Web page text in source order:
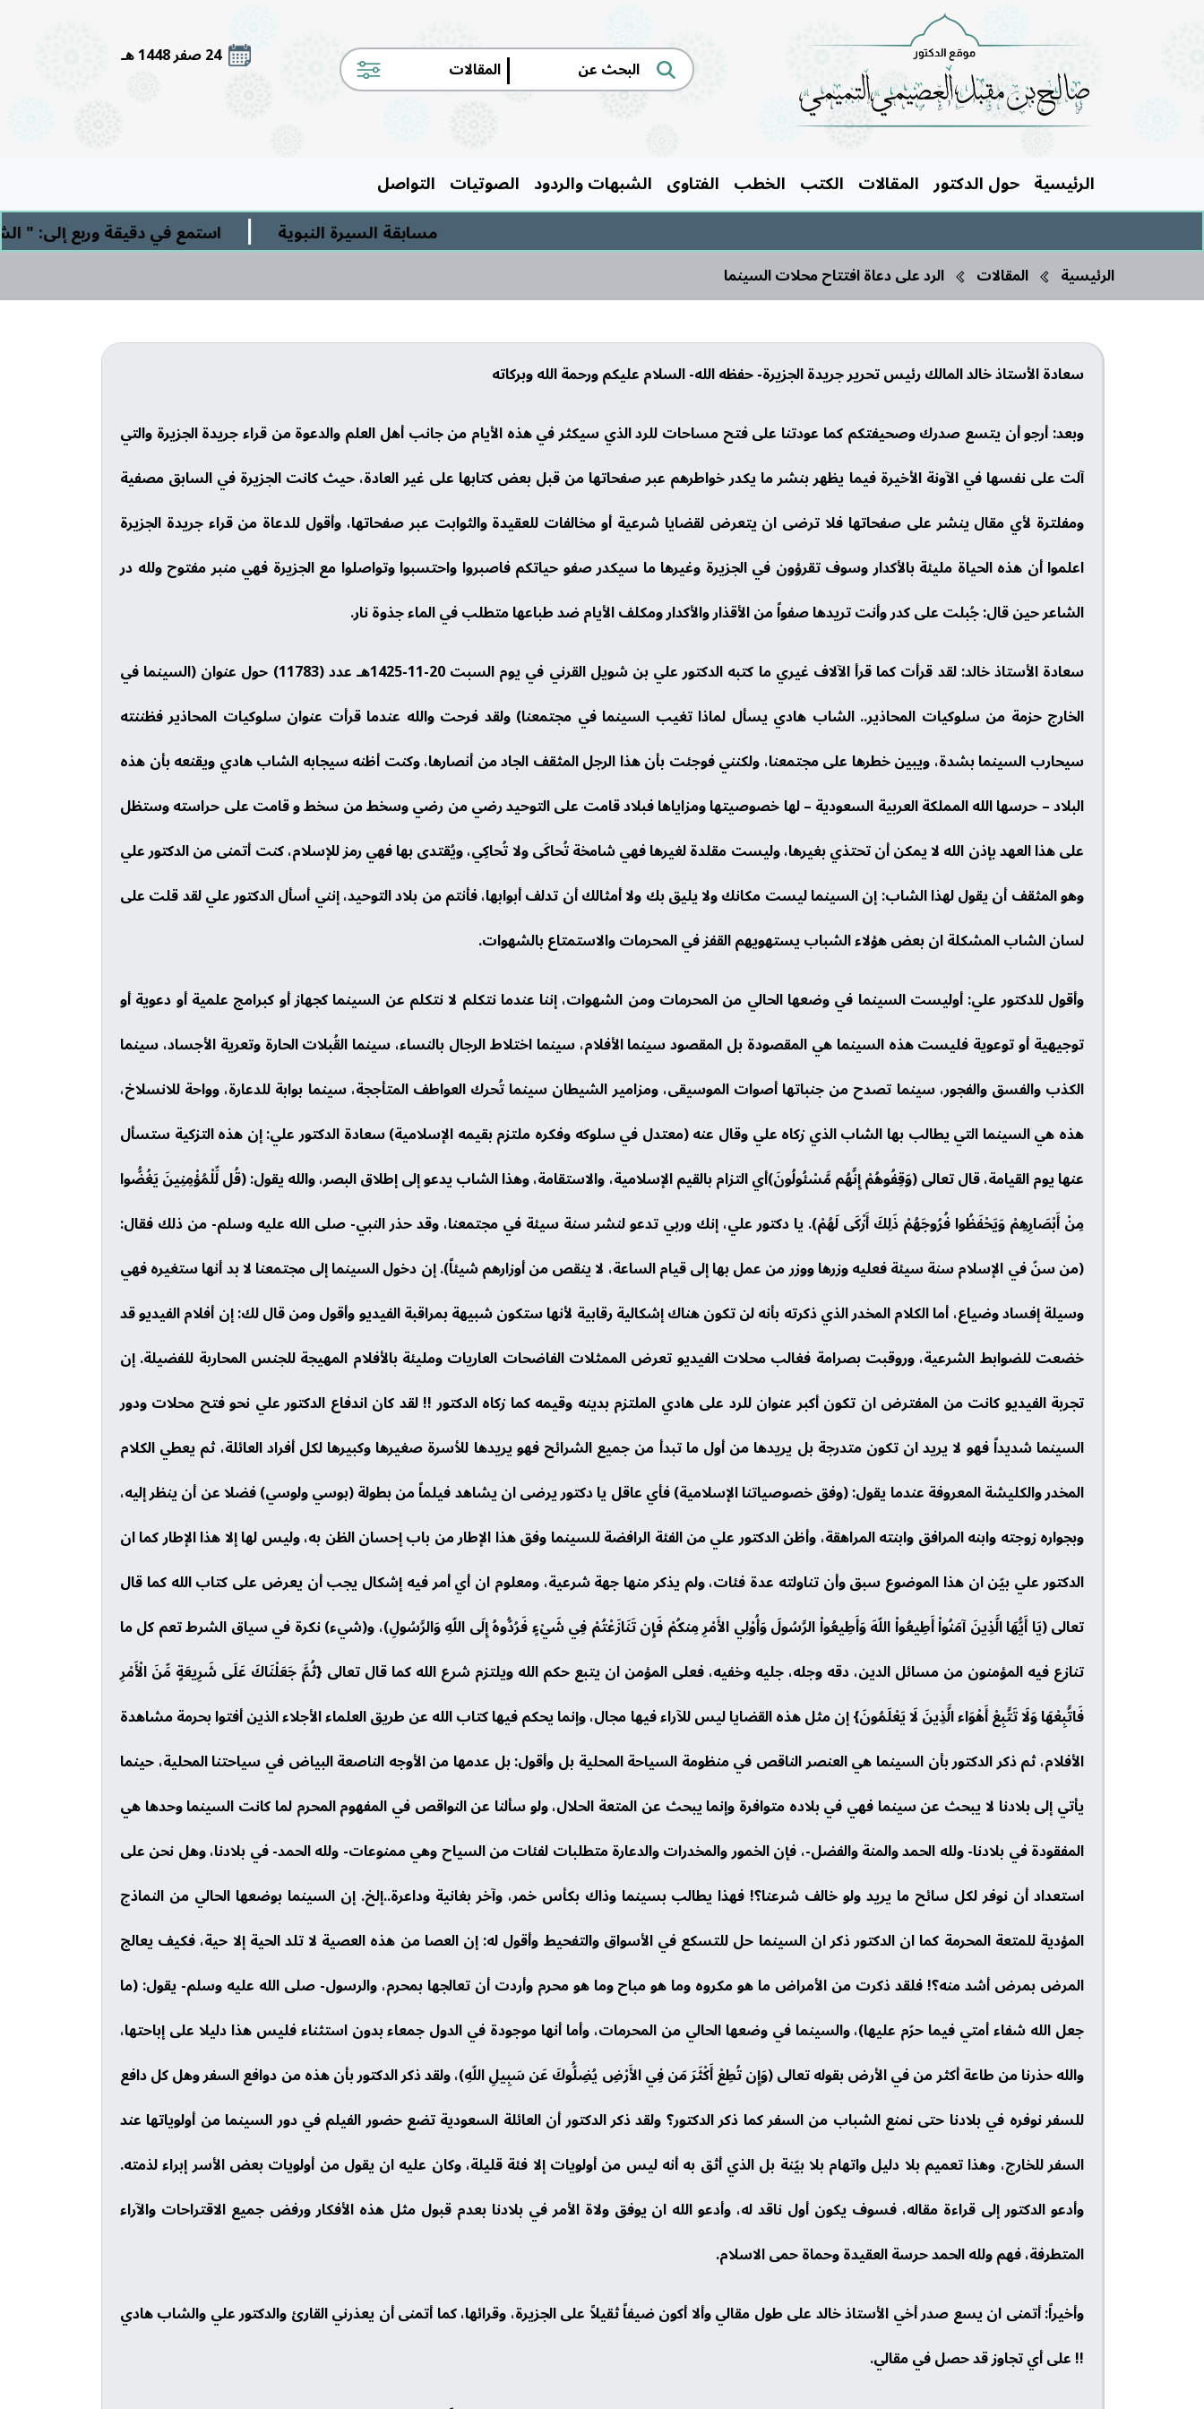
| 24 صفر 1448 هـ
الرئيسية حول الدكتور المقالات الكتب الخطب الفتاوى الشبهات والردود الصوتيات التواصل
مسابقة السيرة النبوية
| استمع في دقيقة وربع إلى: " الشرك
الرئيسية المقالات الرد على دعاة افتتاح محلات السينما
سعادة الأستاذ خالد المالك رئيس تحرير جريدة الجزيرة- حفظه الله- السلام عليكم ورحمة الله وبركاته
وبعد: أرجو أن يتسع صدرك وصحيفتكم كما عودتنا على فتح مساحات للرد الذي سيكثر في هذه الأيام من جانب أهل العلم والدعوة من قراء جريدة الجزيرة والتي
آلت على نفسها في الآونة الأخيرة فيما يظهر بنشر ما يكدر خواطرهم عبر صفحاتها من قبل بعض كتابها على غير العادة، حيث كانت الجزيرة في السابق مصفية
ومفلترة لأي مقال ينشر على صفحاتها فلا ترضى ان يتعرض لقضايا شرعية أو مخالفات للعقيدة والثوابت عبر صفحاتها، وأقول للدعاة من قراء جريدة الجزيرة
اعلموا أن هذه الحياة مليئة بالأكدار وسوف تقرؤون في الجزيرة وغيرها ما سيكدر صفو حياتكم فاصبروا واحتسبوا وتواصلوا مع الجزيرة فهي منبر مفتوح ولله در
الشاعر حين قال: جُبلت على كدر وأنت تريدها صفواً من الأقذار والأكدار ومكلف الأيام ضد طباعها متطلب في الماء جذوة نار.
سعادة الأستاذ خالد: لقد قرأت كما قرأ الآلاف غيري ما كتبه الدكتور علي بن شويل القرني في يوم السبت 20-11-1425هـ عدد (11783) حول عنوان (السينما في
الخارج حزمة من سلوكيات المحاذير.. الشاب هادي يسأل لماذا تغيب السينما في مجتمعنا) ولقد فرحت والله عندما قرأت عنوان سلوكيات المحاذير فظننته
سيحارب السينما بشدة، ويبين خطرها على مجتمعنا، ولكنني فوجئت بأن هذا الرجل المثقف الجاد من أنصارها، وكنت أظنه سيجابه الشاب هادي ويقنعه بأن هذه
البلاد – حرسها الله المملكة العربية السعودية – لها خصوصيتها ومزاياها فبلاد قامت على التوحيد رضي من رضي وسخط من سخط و قامت على حراسته وستظل
على هذا العهد بإذن الله لا يمكن أن تحتذي بغيرها، وليست مقلدة لغيرها فهي شامخة تُحاكَى ولا تُحاكِي، ويُقتدى بها فهي رمز للإسلام، كنت أتمنى من الدكتور علي
وهو المثقف أن يقول لهذا الشاب: إن السينما ليست مكانك ولا يليق بك ولا أمثالك أن تدلف أبوابها، فأنتم من بلاد التوحيد، إنني أسأل الدكتور علي لقد قلت على
لسان الشاب المشكلة ان بعض هؤلاء الشباب يستهويهم القفز في المحرمات والاستمتاع بالشهوات.
وأقول للدكتور علي: أوليست السينما في وضعها الحالي من المحرمات ومن الشهوات، إننا عندما نتكلم لا نتكلم عن السينما كجهاز أو كبرامج علمية أو دعوية أو
توجيهية أو توعوية فليست هذه السينما هي المقصودة بل المقصود سينما الأفلام، سينما اختلاط الرجال بالنساء، سينما القُبلات الحارة وتعرية الأجساد، سينما
الكذب والفسق والفجور، سينما تصدح من جنباتها أصوات الموسيقى، ومزامير الشيطان سينما تُحرك العواطف المتأججة، سينما بوابة للدعارة، وواحة للانسلاخ،
هذه هي السينما التي يطالب بها الشاب الذي زكاه علي وقال عنه (معتدل في سلوكه وفكره ملتزم بقيمه الإسلامية) سعادة الدكتور علي: إن هذه التزكية ستسأل
عنها يوم القيامة، قال تعالى (وَقِفُوهُمْ إِنَّهُم مَّسْئُولُونَ)أي التزام بالقيم الإسلامية، والاستقامة، وهذا الشاب يدعو إلى إطلاق البصر، والله يقول: (قُل لِّلْمُؤْمِنِينَ يَغُضُّوا
مِنْ أَبْصَارِهِمْ وَيَحْفَظُوا فُرُوجَهُمْ ذَلِكَ أَزْكَى لَهُمْ). يا دكتور علي، إنك وربي تدعو لنشر سنة سيئة في مجتمعنا، وقد حذر النبي- صلى الله عليه وسلم- من ذلك فقال:
(من سنّ في الإسلام سنة سيئة فعليه وزرها ووزر من عمل بها إلى قيام الساعة، لا ينقص من أوزارهم شيئاً). إن دخول السينما إلى مجتمعنا لا بد أنها ستغيره فهي
وسيلة إفساد وضياع، أما الكلام المخدر الذي ذكرته بأنه لن تكون هناك إشكالية رقابية لأنها ستكون شبيهة بمراقبة الفيديو وأقول ومن قال لك: إن أفلام الفيديو قد
خضعت للضوابط الشرعية، وروقبت بصرامة فغالب محلات الفيديو تعرض الممثلات الفاضحات العاريات ومليئة بالأفلام المهيجة للجنس المحاربة للفضيلة. إن
تجربة الفيديو كانت من المفترض ان تكون أكبر عنوان للرد على هادي الملتزم بدينه وقيمه كما زكاه الدكتور !! لقد كان اندفاع الدكتور علي نحو فتح محلات ودور
السينما شديداً فهو لا يريد ان تكون متدرجة بل يريدها من أول ما تبدأ من جميع الشرائح فهو يريدها للأسرة صغيرها وكبيرها لكل أفراد العائلة، ثم يعطي الكلام
المخدر والكليشة المعروفة عندما يقول: (وفق خصوصياتنا الإسلامية) فأي عاقل يا دكتور يرضى ان يشاهد فيلماً من بطولة (بوسي ولوسي) فضلا عن أن ينظر إليه،
وبجواره زوجته وابنه المرافق وابنته المراهقة، وأظن الدكتور علي من الفئة الرافضة للسينما وفق هذا الإطار من باب إحسان الظن به، وليس لها إلا هذا الإطار كما ان
الدكتور علي بيّن ان هذا الموضوع سبق وأن تناولته عدة فئات، ولم يذكر منها جهة شرعية، ومعلوم ان أي أمر فيه إشكال يجب أن يعرض على كتاب الله كما قال
تعالى (يَا أَيُّهَا الَّذِينَ آمَنُواْ أَطِيعُواْ اللّهَ وَأَطِيعُواْ الرَّسُولَ وَأُوْلِي الأَمْرِ مِنكُمْ فَإِن تَنَازَعْتُمْ فِي شَيْءٍ فَرُدُّوهُ إِلَى اللّهِ وَالرَّسُولِ)، و(شيء) نكرة في سياق الشرط تعم كل ما
تنازع فيه المؤمنون من مسائل الدين، دقه وجله، جليه وخفيه، فعلى المؤمن ان يتبع حكم الله ويلتزم شرع الله كما قال تعالى {ثُمَّ جَعَلْنَاكَ عَلَى شَرِيعَةٍ مِّنَ الْأَمْرِ
فَاتَّبِعْهَا وَلَا تَتَّبِعْ أَهْوَاء الَّذِينَ لَا يَعْلَمُونَ} إن مثل هذه القضايا ليس للآراء فيها مجال، وإنما يحكم فيها كتاب الله عن طريق العلماء الأجلاء الذين أفتوا بحرمة مشاهدة
الأفلام، ثم ذكر الدكتور بأن السينما هي العنصر الناقص في منظومة السياحة المحلية بل وأقول: بل عدمها من الأوجه الناصعة البياض في سياحتنا المحلية، حينما
يأتي إلى بلادنا لا يبحث عن سينما فهي في بلاده متوافرة وإنما يبحث عن المتعة الحلال، ولو سألنا عن النواقص في المفهوم المحرم لما كانت السينما وحدها هي
المفقودة في بلادنا- ولله الحمد والمنة والفضل-، فإن الخمور والمخدرات والدعارة متطلبات لفئات من السياح وهي ممنوعات- ولله الحمد- في بلادنا، وهل نحن على
استعداد أن نوفر لكل سائح ما يريد ولو خالف شرعنا؟! فهذا يطالب بسينما وذاك بكأس خمر، وآخر بغانية وداعرة..إلخ. إن السينما بوضعها الحالي من النماذج
المؤدية للمتعة المحرمة كما ان الدكتور ذكر ان السينما حل للتسكع في الأسواق والتفحيط وأقول له: إن العصا من هذه العصية لا تلد الحية إلا حية، فكيف يعالج
المرض بمرض أشد منه؟! فلقد ذكرت من الأمراض ما هو مكروه وما هو مباح وما هو محرم وأردت أن تعالجها بمحرم، والرسول- صلى الله عليه وسلم- يقول: (ما
جعل الله شفاء أمتي فيما حرّم عليها)، والسينما في وضعها الحالي من المحرمات، وأما أنها موجودة في الدول جمعاء بدون استثناء فليس هذا دليلا على إباحتها،
والله حذرنا من طاعة أكثر من في الأرض بقوله تعالى (وَإِن تُطِعْ أَكْثَرَ مَن فِي الأَرْضِ يُضِلُّوكَ عَن سَبِيلِ اللّهِ)، ولقد ذكر الدكتور بأن هذه من دوافع السفر وهل كل دافع
للسفر نوفره في بلادنا حتى نمنع الشباب من السفر كما ذكر الدكتور؟ ولقد ذكر الدكتور أن العائلة السعودية تضع حضور الفيلم في دور السينما من أولوياتها عند
السفر للخارج، وهذا تعميم بلا دليل واتهام بلا بيّنة بل الذي أثق به أنه ليس من أولويات إلا فئة قليلة، وكان عليه ان يقول من أولويات بعض الأسر إبراء لذمته.
وأدعو الدكتور إلى قراءة مقاله، فسوف يكون أول ناقد له، وأدعو الله ان يوفق ولاة الأمر في بلادنا بعدم قبول مثل هذه الأفكار ورفض جميع الاقتراحات والآراء
المتطرفة، فهم ولله الحمد حرسة العقيدة وحماة حمى الاسلام.
وأخيراً: أتمنى ان يسع صدر أخي الأستاذ خالد على طول مقالي وألا أكون ضيفاً ثقيلاً على الجزيرة، وقرائها، كما أتمنى أن يعذرني القارئ والدكتور علي والشاب هادي
!! على أي تجاوز قد حصل في مقالي.